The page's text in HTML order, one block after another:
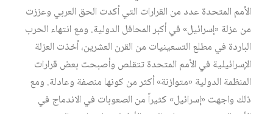
الأمم المتحدة عدد من القرارات التي أكدت الحق العربي وعززت
من عزلة «إسرائيل» في أكبر المحافل الدولية. ومع انتهاء الحرب
الباردة في مطلع التسعينيات من القرن العشرين، أخذت العزلة
الإسرائيلية في الأمم المتحدة تتقلص وأصبحت بعض قرارات
المنظمة الدولية «متوازنة» أكثر من كونها منصفة وعادلة. ومع
ذلك واجهت «إسرائيل» كثيراً من الصعوبات في الاندماج في